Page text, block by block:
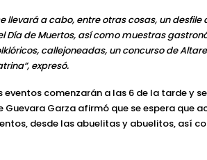
llevará a cabo, entre otras cosas, un
Día de Muertos, así como muestras
callejoneadas, un concurso de
expresó.
eventos comenzarán a las 6 de la tarde y
Guevara Garzaafirmó que se espera que
desde las abuelitas y abuelitos, así